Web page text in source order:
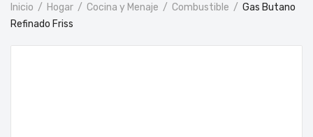
Inicio Hogar Cocina y Menaje Combustible
Gas Butano
Refinado Friss